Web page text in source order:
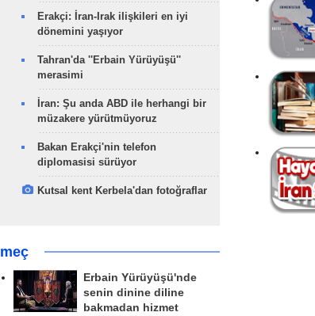
Erakçi: İran-Irak ilişkileri en iyi
dönemini yaşıyor
Tahran'da ''Erbain Yürüyüşü''
merasimi
İran: Şu anda ABD ile herhangi bir
müzakere yürütmüyoruz
Bakan Erakçi'nin telefon
diplomasisi sürüyor
Kutsal kent Kerbela'dan fotoğraflar
Erbain Yürüyüşü'nde
senin dinine diline
bakmadan hizmet